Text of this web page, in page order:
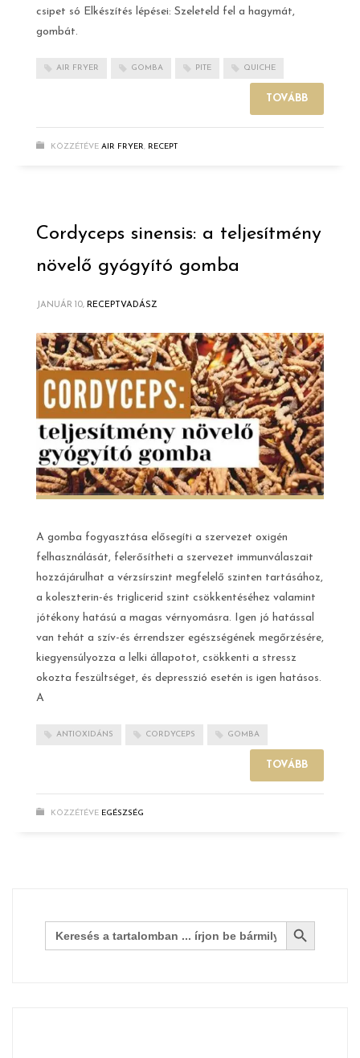
csipet só Elkészítés lépései: Szeleteld fel a hagymát,
gombát.
AIR FRYER GOMBA PITE QUICHE
TOVÁBB
KÖZZÉTÉVE AIR FRYER, RECEPT
Cordyceps sinensis: a teljesítmény
növelő gyógyító gomba
JANUÁR 10, RECEPTVADÁSZ
A gomba fogyasztása elősegíti a szervezet oxigén
felhasználását, felerősítheti a szervezet immunválaszait
hozzájárulhat a vérzsírszint megfelelő szinten tartásához,
a koleszterin-és triglicerid szint csökkentéséhez valamint
jótékony hatású a magas vérnyomásra. Igen jó hatással
van tehát a szív-és érrendszer egészségének megőrzésére,
kiegyensúlyozza a lelki állapotot, csökkenti a stressz
okozta feszültséget, és depresszió esetén is igen hatásos.
A
ANTIOXIDÁNS CORDYCEPS GOMBA
TOVÁBB
KÖZZÉTÉVE EGÉSZSÉG
Search
for:
Search Button